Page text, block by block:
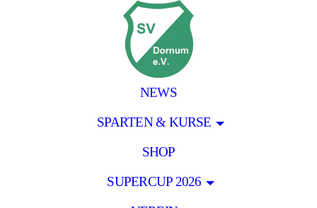
NEWS
SPARTEN & KURSE
SHOP
SUPERCUP 2026